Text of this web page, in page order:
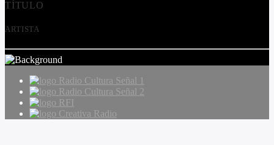
TÍTULO
ARTISTA
Radio Cultura Señal 1
Radio Cultura Señal 2
RFI
Creativa Radio